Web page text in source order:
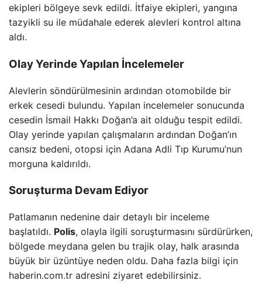
ekipleri bölgeye sevk edildi. İtfaiye ekipleri, yangına
tazyikli su ile müdahale ederek alevleri kontrol altına
aldı.
Olay Yerinde Yapılan İncelemeler
Alevlerin söndürülmesinin ardından otomobilde bir
erkek cesedi bulundu. Yapılan incelemeler sonucunda
cesedin İsmail Hakkı Doğan’a ait olduğu tespit edildi.
Olay yerinde yapılan çalışmaların ardından Doğan’ın
cansız bedeni, otopsi için Adana Adli Tıp Kurumu’nun
morguna kaldırıldı.
Soruşturma Devam Ediyor
Patlamanın nedenine dair detaylı bir inceleme
başlatıldı. Polis, olayla ilgili soruşturmasını sürdürürken,
bölgede meydana gelen bu trajik olay, halk arasında
büyük bir üzüntüye neden oldu. Daha fazla bilgi için
haberin.com.tr adresini ziyaret edebilirsiniz.